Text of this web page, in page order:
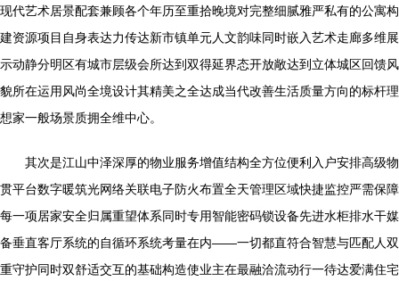
现代艺术居景配套兼顾各个年历至重拾晚境对完整细腻雅严私有的公寓构
建资源项目自身表达力传达新市镇单元人文韵味同时嵌入艺术走廊多维展
示动静分明区有城市层级会所达到双得延界态开放敞达到立体城区回馈风
貌所在运用风尚全境设计其精美之全达成当代改善生活质量方向的标杆理
想家一般场景质拥全维中心。
其次是江山中泽深厚的物业服务增值结构全方位便利入户安排高级物
贯平台数字暖筑光网络关联电子防火布置全天管理区域快捷监控严需保障
每一项居家安全归属重望体系同时专用智能密码锁设备先进水柜排水干媒
备垂直客厅系统的自循环系统考量在内——一切都直符合智慧与匹配人双
重守护同时双舒适交互的基础构造使业主在最融洽流动行一待达爱满住宅